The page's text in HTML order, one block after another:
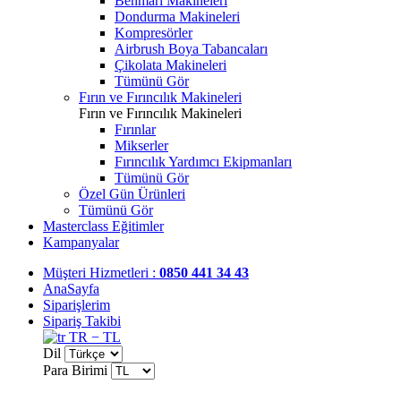
Dondurma Makineleri
Kompresörler
Airbrush Boya Tabancaları
Çikolata Makineleri
Tümünü Gör
Fırın ve Fırıncılık Makineleri
Fırın ve Fırıncılık Makineleri
Fırınlar
Mikserler
Fırıncılık Yardımcı Ekipmanları
Tümünü Gör
Özel Gün Ürünleri
Tümünü Gör
Masterclass Eğitimler
Kampanyalar
Müşteri Hizmetleri : 0850 441 34 43
AnaSayfa
Siparişlerim
Sipariş Takibi
TR − TL
Dil
Para Birimi